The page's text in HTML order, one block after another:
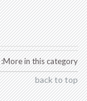
More in this category:
back to top